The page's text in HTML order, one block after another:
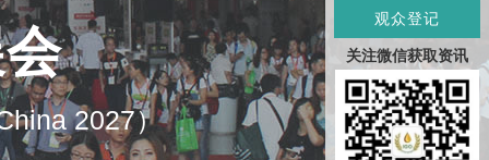
2027）
观众登记
关注微信获取资讯